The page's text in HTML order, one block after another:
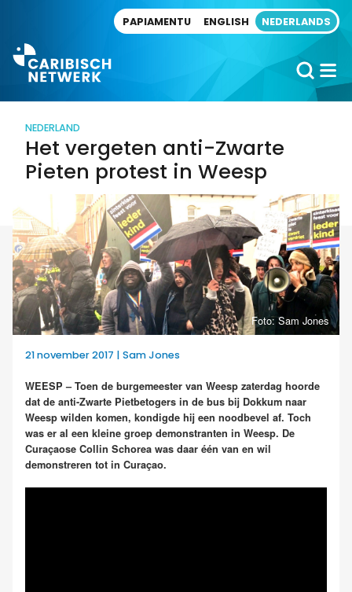
PAPIAMENTU ENGLISH NEDERLANDS
NEDERLAND
Het vergeten anti-Zwarte
Pieten protest in Weesp
Foto: Sam Jones
21 november 2017 | Sam Jones
WEESP – Toen de burgemeester van Weesp zaterdag hoorde
dat de anti-Zwarte Pietbetogers in de bus bij Dokkum naar
Weesp wilden komen, kondigde hij een noodbevel af. Toch
was er al een kleine groep demonstranten in Weesp. De
Curaçaose Collin Schorea was daar één van en wil
demonstreren tot in Curaçao.